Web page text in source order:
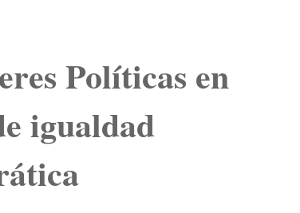
Políticas en
igualdad